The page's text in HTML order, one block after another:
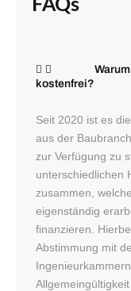
FAQs
kostenfrei?
Seit 2020 ist es
aus der
zur Verfügung zu
unterschiedlichen
zusammen,
eigenständig
finanzieren.
Abstimmung mit